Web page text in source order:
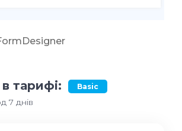
тарифі: Basic
7 днів